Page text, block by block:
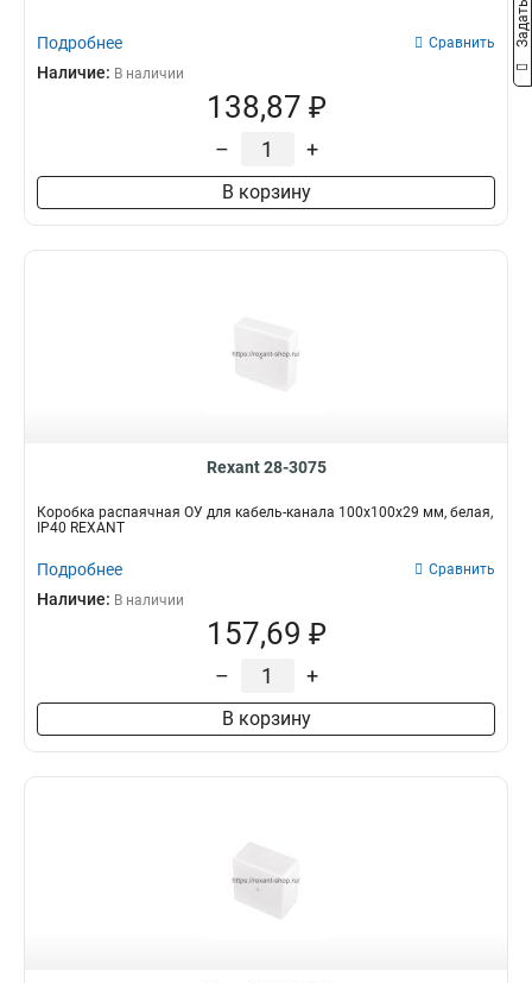
Подробнее Сравнить
Наличие: В наличии
138,87 ₽
– +
В корзину
Rexant 28-3075
Коробка распаячная ОУ для кабель-канала 100х100х29 мм, белая,
IP40 REXANT
Подробнее Сравнить
Наличие: В наличии
157,69 ₽
– +
В корзину